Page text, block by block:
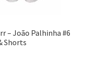
– João Palhinha #6
Shorts